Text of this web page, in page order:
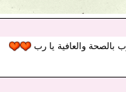
بالصحة والعافية يا رب